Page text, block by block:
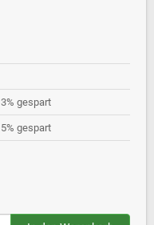
3% gespart
5% gespart